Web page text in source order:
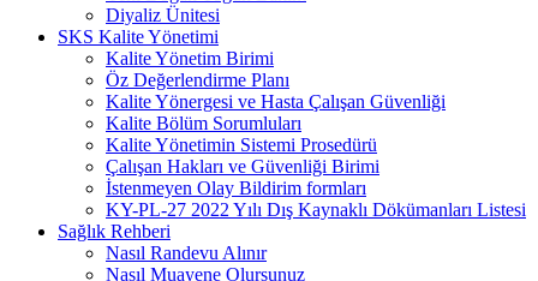
Diyaliz Ünitesi
SKS Kalite Yönetimi
Kalite Yönetim Birimi
Öz Değerlendirme Planı
Kalite Yönergesi ve Hasta Çalışan Güvenliği
Kalite Bölüm Sorumluları
Kalite Yönetimin Sistemi Prosedürü
Çalışan Hakları ve Güvenliği Birimi
İstenmeyen Olay Bildirim formları
KY-PL-27 2022 Yılı Dış Kaynaklı Dökümanları Listesi
Sağlık Rehberi
Nasıl Randevu Alınır
Nasıl Muayene Olursunuz